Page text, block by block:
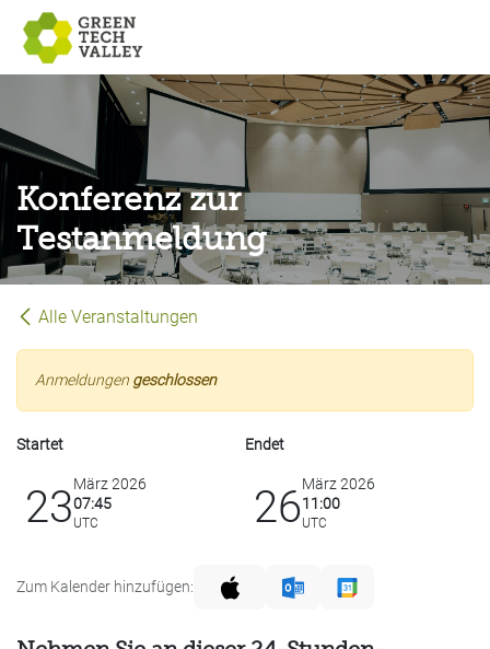
Zum Inhalt springen
Konferenz zur
Testanmeldung
Alle Veranstaltungen
Anmeldungen geschlossen
Startet
23März 2026
07:45
UTC
Endet
26März 2026
11:00
UTC
Zum Kalender hinzufügen: